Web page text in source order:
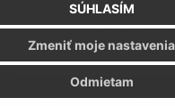
SÚHLASÍM
Odmietam
Zmeniť moje nastavenia
turnaj